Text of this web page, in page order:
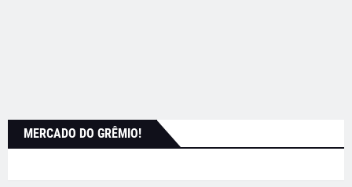
MERCADO DO GRÊMIO!